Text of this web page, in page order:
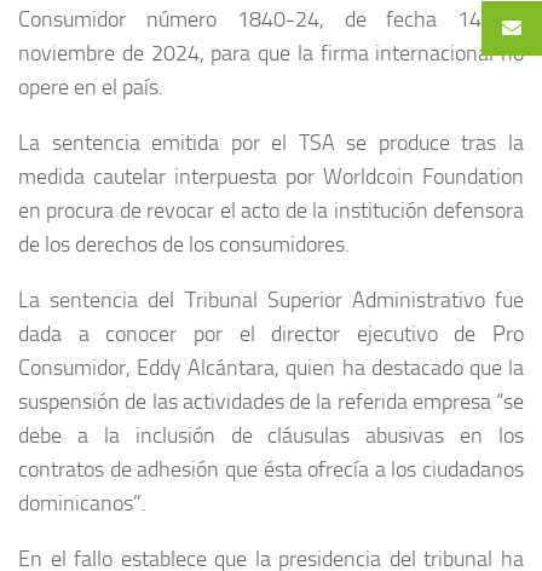
Consumidor número 1840-24, de fecha 14 de
noviembre de 2024, para que la firma internacional no
opere en el país.
La sentencia emitida por el TSA se produce tras la
medida cautelar interpuesta por Worldcoin Foundation
en procura de revocar el acto de la institución defensora
de los derechos de los consumidores.
La sentencia del Tribunal Superior Administrativo fue
dada a conocer por el director ejecutivo de Pro
Consumidor, Eddy Alcántara, quien ha destacado que la
suspensión de las actividades de la referida empresa “se
debe a la inclusión de cláusulas abusivas en los
contratos de adhesión que ésta ofrecía a los ciudadanos
dominicanos”.
En el fallo establece que la presidencia del tribunal ha